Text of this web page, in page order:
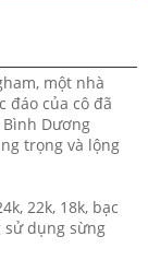
một nhà
đáo của cô đã
Dương
trọng và lộng
22k, 18k, bạc
sử dụng sừng